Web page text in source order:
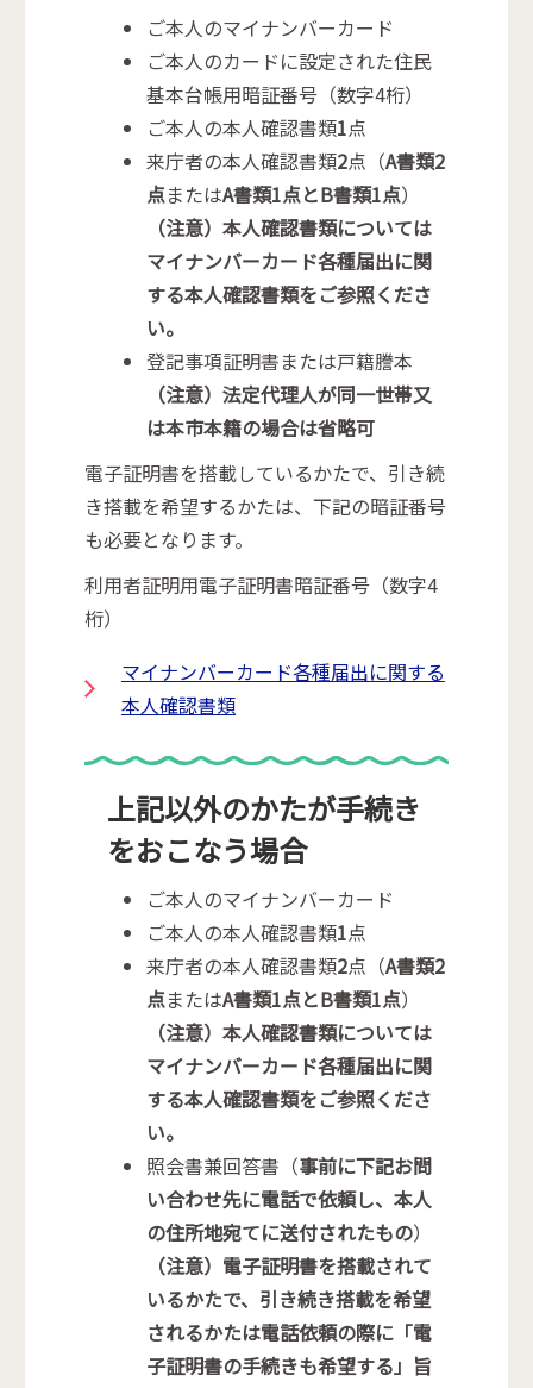
ご本人のマイナンバーカード
ご本人のカードに設定された住民
基本台帳用暗証番号（数字4桁）
ご本人の本人確認書類1点
来庁者の本人確認書類2点（A書類2
点またはA書類1点とB書類1点）
（注意）本人確認書類については
マイナンバーカード各種届出に関
する本人確認書類をご参照くださ
い。
登記事項証明書または戸籍謄本
（注意）法定代理人が同一世帯又
は本市本籍の場合は省略可
電子証明書を搭載しているかたで、引き続
き搭載を希望するかたは、下記の暗証番号
も必要となります。
利用者証明用電子証明書暗証番号（数字4
桁）
マイナンバーカード各種届出に関する
本人確認書類
上記以外のかたが手続き
をおこなう場合
ご本人のマイナンバーカード
ご本人の本人確認書類1点
来庁者の本人確認書類2点（A書類2
点またはA書類1点とB書類1点）
（注意）本人確認書類については
マイナンバーカード各種届出に関
する本人確認書類をご参照くださ
い。
照会書兼回答書（事前に下記お問
い合わせ先に電話で依頼し、本人
の住所地宛てに送付されたもの）
（注意）電子証明書を搭載されて
いるかたで、引き続き搭載を希望
されるかたは電話依頼の際に「電
子証明書の手続きも希望する」旨